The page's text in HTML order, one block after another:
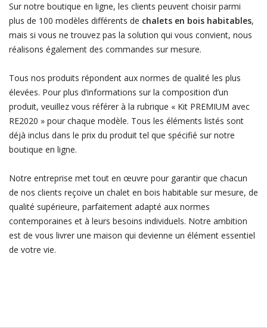
Sur notre boutique en ligne, les clients peuvent choisir parmi
plus de 100 modèles différents de chalets en bois habitables,
mais si vous ne trouvez pas la solution qui vous convient, nous
réalisons également des commandes sur mesure.
Tous nos produits répondent aux normes de qualité les plus
élevées. Pour plus d’informations sur la composition d’un
produit, veuillez vous référer à la rubrique « Kit PREMIUM avec
RE2020 » pour chaque modèle. Tous les éléments listés sont
déjà inclus dans le prix du produit tel que spécifié sur notre
boutique en ligne.
Notre entreprise met tout en œuvre pour garantir que chacun
de nos clients reçoive un chalet en bois habitable sur mesure, de
qualité supérieure, parfaitement adapté aux normes
contemporaines et à leurs besoins individuels. Notre ambition
est de vous livrer une maison qui devienne un élément essentiel
de votre vie.